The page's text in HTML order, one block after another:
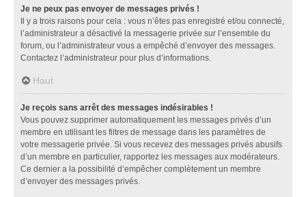
Je ne peux pas envoyer de messages privés !
Il y a trois raisons pour cela : vous n’êtes pas enregistré et/ou connecté,
l’administrateur a désactivé la messagerie privée sur l’ensemble du
forum, ou l’administrateur vous a empêché d’envoyer des messages.
Contactez l’administrateur pour plus d’informations.
Haut
Je reçois sans arrêt des messages indésirables !
Vous pouvez supprimer automatiquement les messages privés d’un
membre en utilisant les filtres de message dans les paramètres de
votre messagerie privée. Si vous recevez des messages privés abusifs
d’un membre en particulier, rapportez les messages aux modérateurs.
Ce dernier a la possibilité d’empêcher complètement un membre
d’envoyer des messages privés.